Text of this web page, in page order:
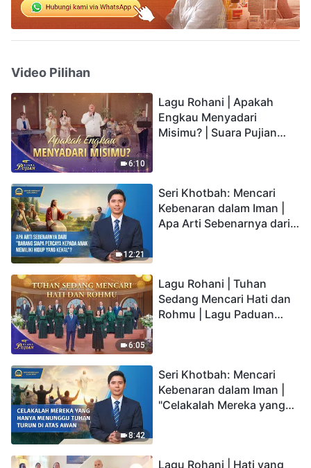
Video Pilihan
6:10
Lagu Rohani | Apakah
Engkau Menyadari
Misimu? | Suara Pujian
12:21
Seri Khotbah: Mencari
Kebenaran dalam Iman |
Apa Arti Sebenarnya dari
6:05
Lagu Rohani | Tuhan
Sedang Mencari Hati dan
Rohmu | Lagu Paduan
8:42
Seri Khotbah: Mencari
Kebenaran dalam Iman |
"Celakalah Mereka yang
Lagu Rohani | Hati yang